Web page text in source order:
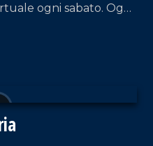
ogni sabato. Oggi
Mimmo Battaglia e